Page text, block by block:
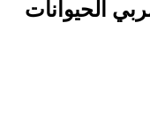
الحيوانات